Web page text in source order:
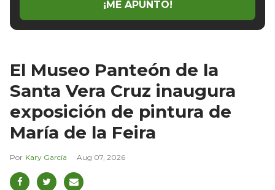
¡ME APUNTO!
El Museo Panteón de la
Santa Vera Cruz inaugura
exposición de pintura de
María de la Feira
Kary García Aug 07, 2026